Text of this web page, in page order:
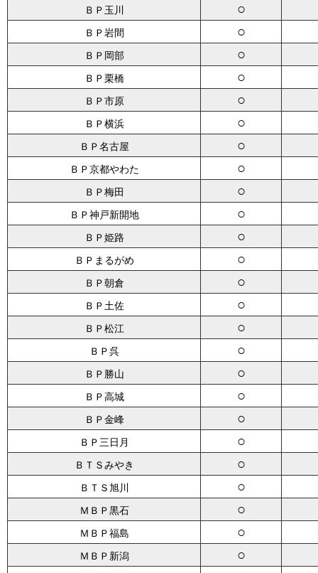
ＢＰ玉川 ○
ＢＰ岩間 ○
ＢＰ岡部 ○
ＢＰ栗橋 ○
ＢＰ市原 ○
ＢＰ横浜 ○
ＢＰ名古屋 ○
ＢＰ京都やわた ○
ＢＰ梅田 ○
ＢＰ神戸新開地 ○
ＢＰ姫路 ○
ＢＰまるがめ ○
ＢＰ朝倉 ○
ＢＰ土佐 ○
ＢＰ松江 ○
ＢＰ呉 ○
ＢＰ勝山 ○
ＢＰ高城 ○
ＢＰ金峰 ○
ＢＰ三日月 ○
ＢＴＳみやき ○
ＢＴＳ旭川 ○
ＭＢＰ黒石 ○
ＭＢＰ福島 ○
ＭＢＰ新潟 ○